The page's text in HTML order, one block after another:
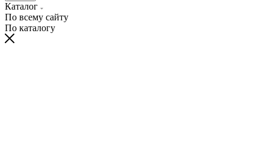
Каталог
По всему сайту
По каталогу